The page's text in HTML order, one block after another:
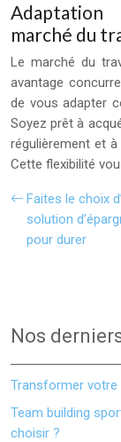
marché du
Le marché du
avantage
de vous adapter
Soyez prêt à
régulièrement et
Cette flexibilité
Faites le choix
solution
pour durer
Nos
Transformer votre
Team building
choisir ?